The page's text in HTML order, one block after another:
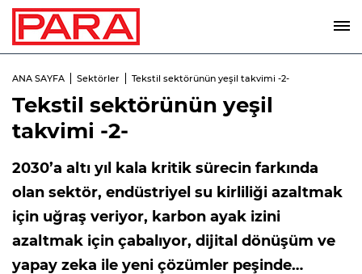
ANA SAYFA Sektörler Tekstil sektörünün yeşil takvimi -2-
Tekstil sektörünün yeşil
takvimi -2-
2030’a altı yıl kala kritik sürecin farkında
olan sektör, endüstriyel su kirliliği azaltmak
için uğraş veriyor, karbon ayak izini
azaltmak için çabalıyor, dijital dönüşüm ve
yapay zeka ile yeni çözümler peşinde…